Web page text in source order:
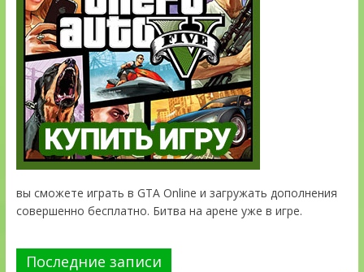
вы сможете играть в GTA Online и загружать дополнения
совершенно бесплатно. Битва на арене уже в игре.
Последние записи